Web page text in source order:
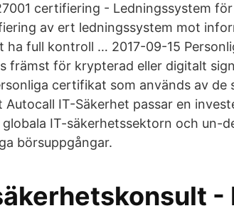
certifiering - Ledningssystem för
av ert ledningssystem mot
ha full kontroll … 2017-09-15
främst för krypterad eller digitalt
certifikat som används av de
IT-Säkerhet passar en
IT-säkerhetssektorn och un-
börsuppgångar.
-